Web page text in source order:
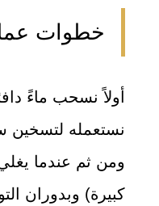
خطوات
أولاً نسحب ماءً
نستعمله لتسخين
ومن ثم عندما يغلي
كبيرة) وبدوران